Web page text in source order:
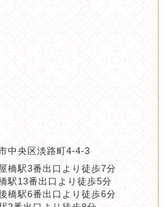
中央区淡路町4-4-3
橋駅3番出口より徒歩7分
駅13番出口より徒歩5分
橋駅6番出口より徒歩6分